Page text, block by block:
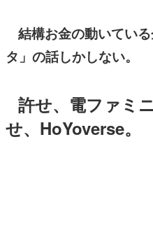
結構お金の動いてい
タ」の話しかしない。
許せ、電ファミ
せ、HoYoverse。